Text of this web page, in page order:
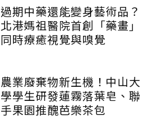
過期中藥還能變身藝術品？
北港媽祖醫院首創「藥畫」
同時療癒視覺與嗅覺
農業廢棄物新生機！中山大
學學生研發蓮霧落葉皂、聯
手果園推醜芭樂茶包